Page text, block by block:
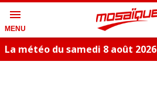
menu
MENU
La météo du samedi 8 août 2026